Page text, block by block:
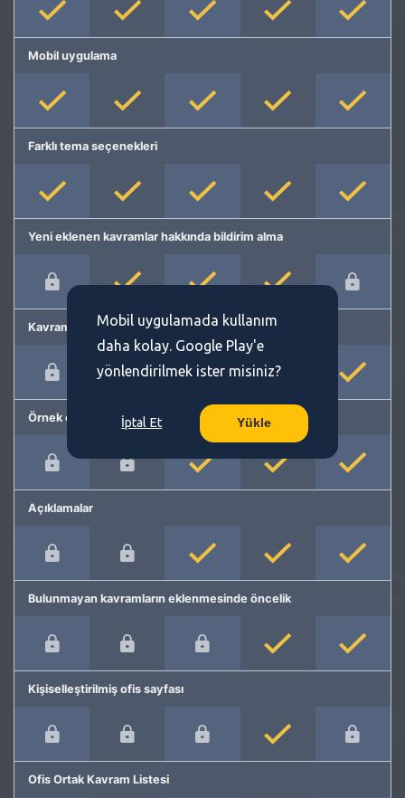
Mobil uygulama
Farklı tema seçenekleri
Yeni eklenen kavramlar hakkında bildirim alma
Kavram önerme
Örnek cümleler
Açıklamalar
Bulunmayan kavramların eklenmesinde öncelik
Kişiselleştirilmiş ofis sayfası
Ofis Ortak Kavram Listesi
Mobil uygulamada kullanım
daha kolay. Google Play'e
yönlendirilmek ister misiniz?
İptal Et Yükle